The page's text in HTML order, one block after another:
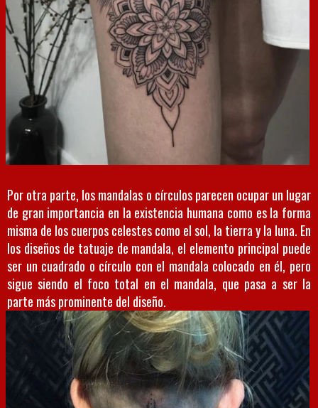
Por otra parte, los mandalas o círculos parecen ocupar un lugar
de gran importancia en la existencia humana como es la forma
misma de los cuerpos celestes como el sol, la tierra y la luna. En
los diseños de tatuaje de mandala, el elemento principal puede
ser un cuadrado o círculo con el mandala colocado en él, pero
sigue siendo el foco total en el mandala, que pasa a ser la
parte más prominente del diseño.